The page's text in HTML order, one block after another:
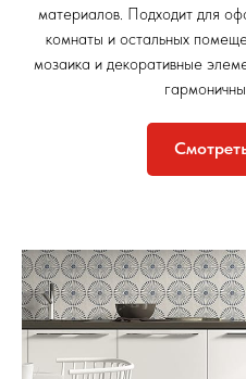
материалов. Подходит для
комнаты и остальных
мозаика и декоративные